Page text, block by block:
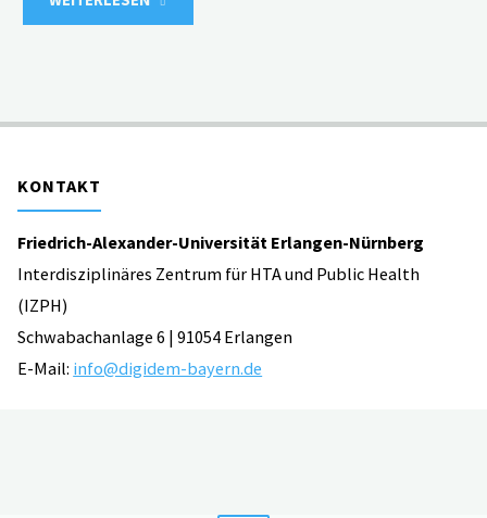
herausforderndem
KONTAKT
Friedrich-Alexander-Universität Erlangen-Nürnberg
Interdisziplinäres Zentrum für HTA und Public Health
(IZPH)
Schwabachanlage 6 | 91054 Erlangen
E-Mail: info@digidem-bayern.de